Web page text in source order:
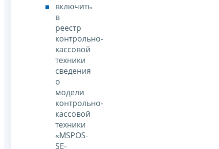
включить
в
реестр
контрольно-
кассовой
техники
сведения
о
модели
контрольно-
кассовой
техники
«MSPOS-
SE-